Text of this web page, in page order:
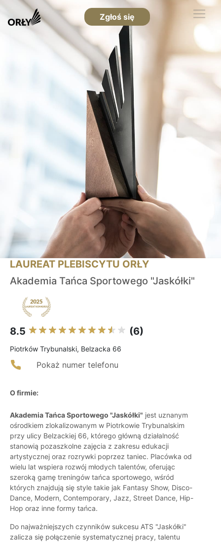
Zgłoś się
LAUREAT PLEBISCYTU ORŁY
Akademia Tańca Sportowego "Jaskółki"
8.5 (6)
Piotrków Trybunalski, Belzacka 66
Pokaż numer telefonu
O firmie:
Akademia Tańca Sportowego "Jaskółki" jest uznanym
ośrodkiem zlokalizowanym w Piotrkowie Trybunalskim
przy ulicy Belzackiej 66, którego główną działalność
stanowią pozaszkolne zajęcia z zakresu edukacji
artystycznej oraz rozrywki poprzez taniec. Placówka od
wielu lat wspiera rozwój młodych talentów, oferując
szeroką gamę treningów tańca sportowego, wśród
których znajdują się style takie jak Fantasy Show, Disco-
Dance, Modern, Contemporary, Jazz, Street Dance, Hip-
Hop oraz inne formy tańca.
Do najważniejszych czynników sukcesu ATS "Jaskółki"
zalicza się połączenie systematycznej pracy, talentu